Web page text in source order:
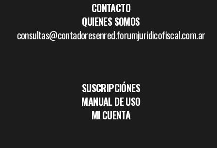
CONTACTO
QUIENES SOMOS
consultas@contadoresenred.forumjuridicofiscal.com.ar
SUSCRIPCIÓNES
MANUAL DE USO
MI CUENTA